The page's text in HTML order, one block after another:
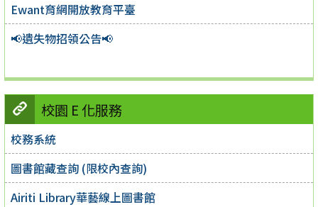
Ewant育網開放教育平臺
📢遺失物招領公告📢
校園 E 化服務
校務系統
圖書館藏查詢 (限校內查詢)
Airiti Library華藝線上圖書館